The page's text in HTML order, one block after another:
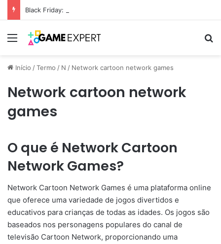
Black Friday: descontos incríveis em eletrônicos
Menu
Início /Termo / N / Network cartoon network games
Network cartoon network
games
O que é Network Cartoon
Network Games?
Network Cartoon Network Games é uma plataforma online
que oferece uma variedade de jogos divertidos e
educativos para crianças de todas as idades. Os jogos são
baseados nos personagens populares do canal de
televisão Cartoon Network, proporcionando uma